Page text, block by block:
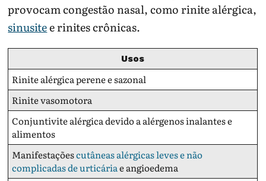
provocam congestão nasal, como rinite alérgica,
sinusitee rinites crônicas.
Usos
Rinite alérgica perene e sazonal
Rinite vasomotora
Conjuntivite alérgica devido a alérgenos inalantes e
alimentos
Manifestaçõescutâneas alérgicas leves e não
complicadas de urticáriae angioedema